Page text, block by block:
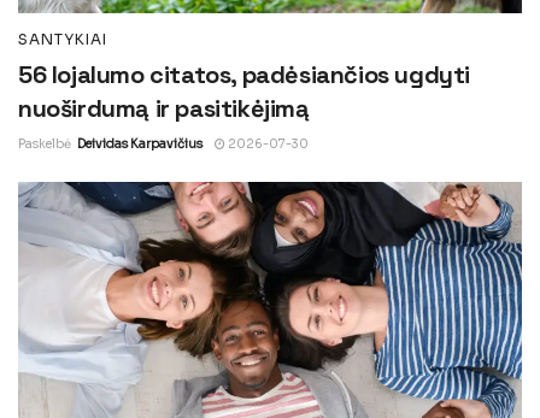
SANTYKIAI
56 lojalumo citatos, padėsiančios ugdyti
nuoširdumą ir pasitikėjimą
Paskelbė Deividas Karpavičius 2026-07-30